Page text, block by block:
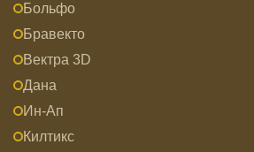
Больфо
Бравекто
Вектра 3D
Дана
Ин-Ап
Килтикс